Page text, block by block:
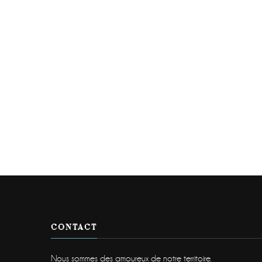
CONTACT
Nous sommes des amoureux de notre territoire.